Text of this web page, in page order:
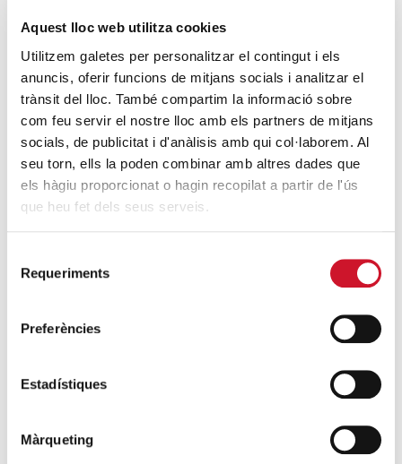
Aquest lloc web utilitza cookies
Utilitzem galetes per personalitzar el contingut i els
anuncis, oferir funcions de mitjans socials i analitzar el
trànsit del lloc. També compartim la informació sobre
com feu servir el nostre lloc amb els partners de mitjans
socials, de publicitat i d'anàlisis amb qui col·laborem. Al
seu torn, ells la poden combinar amb altres dades que
els hàgiu proporcionat o hagin recopilat a partir de l'ús
que heu fet dels seus serveis.
Requeriments
Preferències
Estadístiques
Màrqueting
SEGUEIX LLEGINT
Entrega del xec de la recaptació de la 2a
Caminada Solidària
SEGUEIX LLEGINT
DARRERES ENTRADES
protecció de la dignitat humana
Càritas Barcelona acompanya més de
extraordinari de regularització